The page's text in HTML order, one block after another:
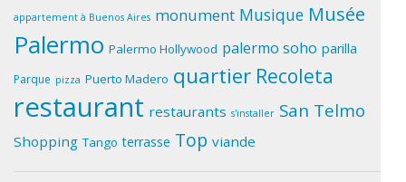
appartement à Buenos Aires monument Musique Musée
Palermo Palermo Hollywood palermo soho parilla
Parque pizza Puerto Madero quartier Recoleta
restaurant restaurants s'installer San Telmo
Shopping Tango terrasse Top viande